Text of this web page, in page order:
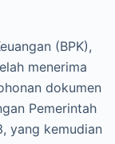
(BPK),
menerima
dokumen
Pemerintah
yang kemudian